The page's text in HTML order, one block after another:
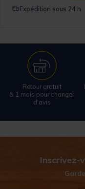
Expédition sous 24 h
Retour gratuit
& 1 mois pour changer
d'avis
Inscrivez-